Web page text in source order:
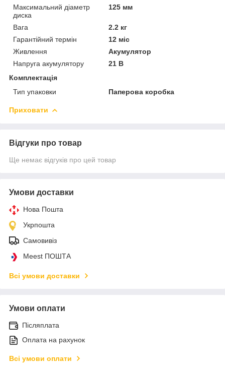
Максимальний діаметр
диска
125 мм
Вага
2.2 кг
Гарантійний термін
12 міс
Живлення
Акумулятор
Напруга акумулятору
21 В
Комплектація
Тип упаковки
Паперова коробка
Приховати
Відгуки про товар
Ще немає відгуків про цей товар
Умови доставки
Нова Пошта
Укрпошта
Самовивіз
Meest ПОШТА
Всі умови доставки
Умови оплати
Післяплата
Оплата на рахунок
Всі умови оплати